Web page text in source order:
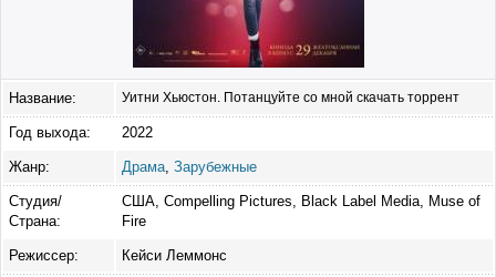
Название: Уитни Хьюстон. Потанцуйте со мной скачать торрент
Год выхода: 2022
Жанр: Драма Зарубежные
Студия/
Страна:
США, Compelling Pictures, Black Label Media, Muse of
Fire
Режиссер: Кейси Леммонс